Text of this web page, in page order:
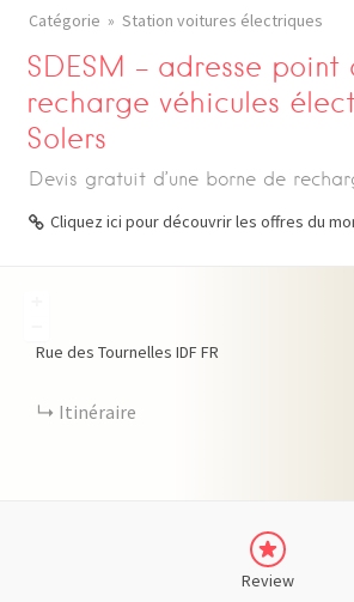
Catégorie Station voitures électriques
SDESM – adresse point
recharge véhicules
Solers
Devis gratuit d’une borne de
Cliquez ici pour découvrir les offres du
Rue des Tournelles IDF FR
Itinéraire
Review